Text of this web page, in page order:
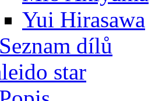
Yui Hirasawa
Seznam dílů
star